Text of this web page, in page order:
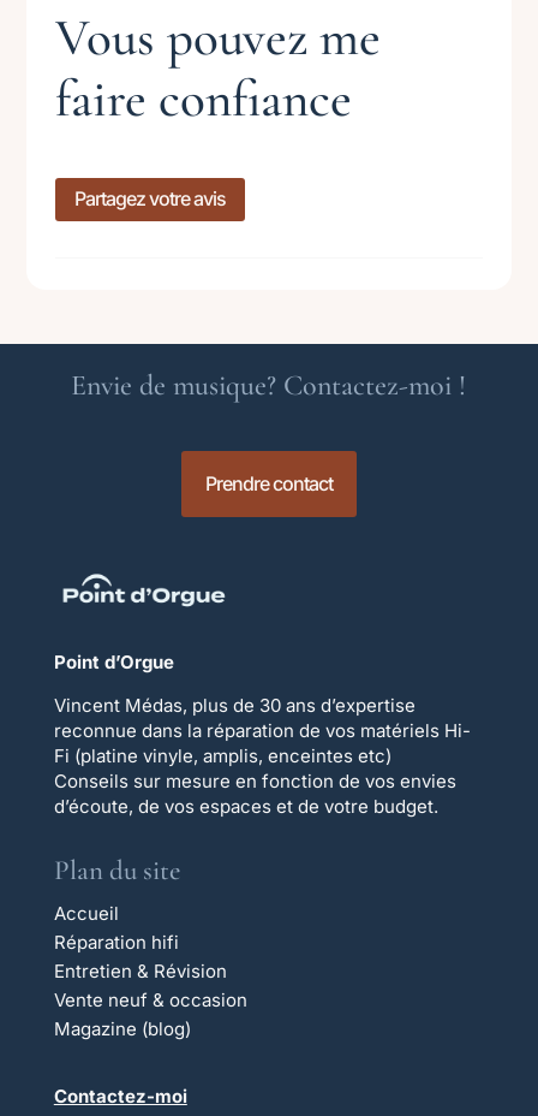
Vous pouvez me
faire confiance
Partagez votre avis
Envie de musique? Contactez-moi !
Prendre contact
Point d’Orgue
Vincent Médas, plus de 30 ans d’expertise
reconnue dans la réparation de vos matériels Hi-
Fi (platine vinyle, amplis, enceintes etc)
Conseils sur mesure en fonction de vos envies
d’écoute, de vos espaces et de votre budget.
Plan du site
Accueil
Réparation hifi
Entretien & Révision
Vente neuf & occasion
Magazine (blog)
Contactez-moi